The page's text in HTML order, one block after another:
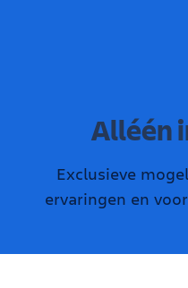
Alléén
Exclusieve
ervaringen en